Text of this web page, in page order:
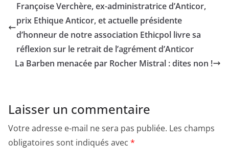
Françoise Verchère, ex-administratrice d’Anticor,
prix Ethique Anticor, et actuelle présidente
d’honneur de notre association Ethicpol livre sa
réflexion sur le retrait de l’agrément d’Anticor
La Barben menacée par Rocher Mistral : dites non !
Laisser un commentaire
Votre adresse e-mail ne sera pas publiée. Les champs
obligatoires sont indiqués avec *